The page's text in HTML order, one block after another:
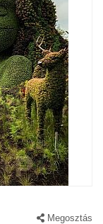
Megosztás